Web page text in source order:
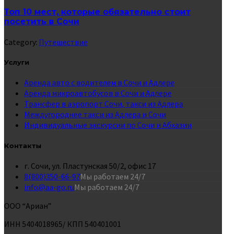
Топ 10 мест, которые обязательно стоит
посетить в Сочи
Category: Путешествие
Услуги
Аренда авто с водителем в Сочи и Адлере
Аренда микроавтобусов в Сочи и Адлере
Трансфер в аэропорт Сочи, такси из Адлера
Междугороднее такси из Адлера и Сочи
Индивидуальные экскурсии по Сочи и Абхазии
Контакты
г. Сочи, ул. Пластунская 50/2, офис 17
8(800)350-66-97Мы работаем 24/7
info@aa-go.ruМы работаем 24/7
ООО “Ариан”
ИНН 5404018965/ КПП 540401001